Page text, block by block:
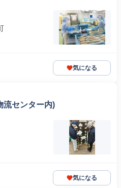
気になる
流センター内)
気になる